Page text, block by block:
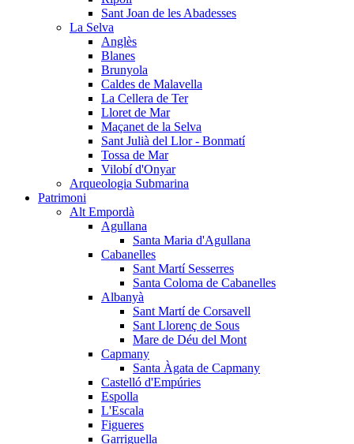
Sant Joan de les Abadesses
La Selva
Anglès
Blanes
Brunyola
Caldes de Malavella
La Cellera de Ter
Lloret de Mar
Maçanet de la Selva
Sant Julià del Llor - Bonmatí
Tossa de Mar
Vilobí d'Onyar
Arqueologia Submarina
Patrimoni
Alt Empordà
Agullana
Santa Maria d'Agullana
Cabanelles
Sant Martí Sesserres
Santa Coloma de Cabanelles
Albanyà
Sant Martí de Corsavell
Sant Llorenç de Sous
Mare de Déu del Mont
Capmany
Santa Àgata de Capmany
Castelló d'Empúries
Espolla
L'Escala
Figueres
Garriguella